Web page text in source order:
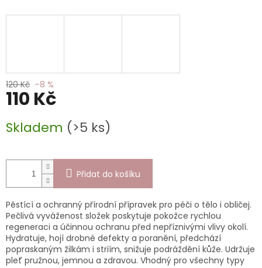
120 Kč –8 %
110 Kč
cena:
Skladem (>5 ks)
Přidat do košíku
Pěstící a ochranný přírodní přípravek pro péči o tělo i obličej.
Pečlivá vyváženost složek poskytuje pokožce rychlou
regeneraci a účinnou ochranu před nepříznivými vlivy okolí.
Hydratuje, hojí drobné defekty a poranění, předchází
popraskaným žilkám i striím, snižuje podráždění kůže. Udržuje
pleť pružnou, jemnou a zdravou. Vhodný pro všechny typy